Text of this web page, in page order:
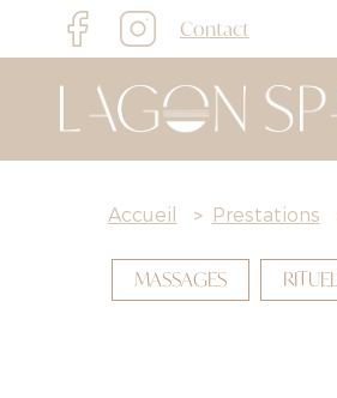
Contact
Accueil > Prestations
MASSAGES